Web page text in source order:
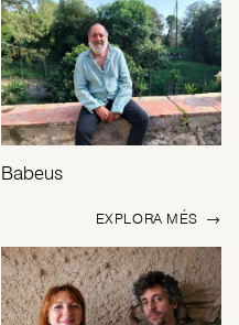
Babeus
EXPLORA MÉS →